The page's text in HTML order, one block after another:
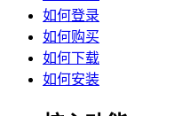
如何登录
如何购买
如何下载
如何安装